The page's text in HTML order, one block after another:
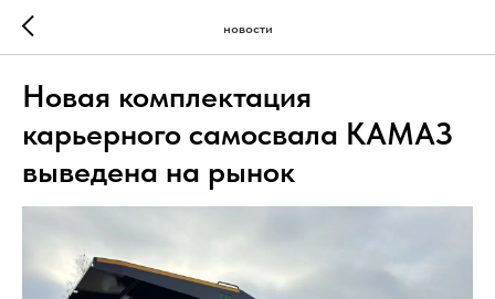
новости
Новая комплектация
карьерного самосвала КАМАЗ
выведена на рынок